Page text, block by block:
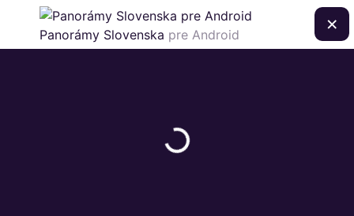
Panorámy Slovenska pre Android ×